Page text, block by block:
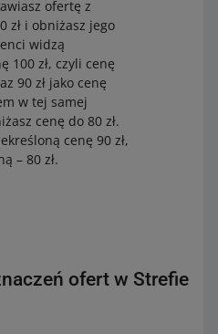
ofertę z
zł i obniżasz jego
widzą
100 zł, czyli cenę
90 zł jako cenę
w tej samej
cenę do 80 zł.
cenę 90 zł,
– 80 zł.
ofert w Strefie